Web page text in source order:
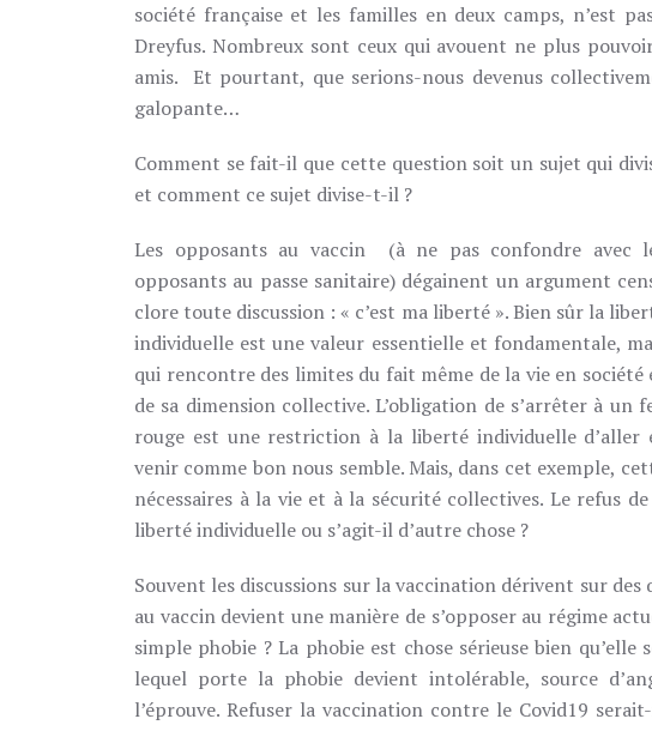
société française et les familles en deux camps, n’est
Dreyfus. Nombreux sont ceux qui avouent ne plus
amis. Et pourtant, que serions-nous devenus
galopante…
Comment se fait-il que cette question soit un sujet qui
et comment ce sujet divise-t-il ?
Les opposants au vaccin (à ne pas confondre avec
opposants au passe sanitaire) dégainent un argument
clore toute discussion : « c’est ma liberté ». Bien sûr la
individuelle est une valeur essentielle et fondamentale,
qui rencontre des limites du fait même de la vie en société
de sa dimension collective. L’obligation de s’arrêter à un
rouge est une restriction à la liberté individuelle d’aller
venir comme bon nous semble. Mais, dans cet exemple,
nécessaires à la vie et à la sécurité collectives. Le refus
liberté individuelle ou s’agit-il d’autre chose ?
Souvent les discussions sur la vaccination dérivent sur
au vaccin devient une manière de s’opposer au régime
simple phobie ? La phobie est chose sérieuse bien
lequel porte la phobie devient intolérable, source
l’éprouve. Refuser la vaccination contre le Covid19